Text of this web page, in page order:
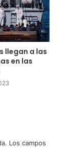
llegan a las
en las
Los campos